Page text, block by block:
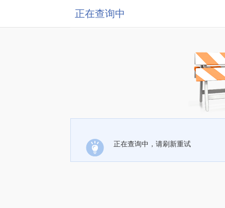
正在查询中
正在查询中，请刷新重试